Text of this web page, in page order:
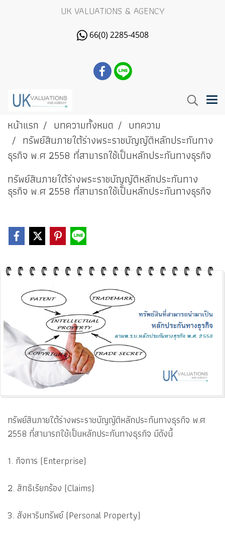
UK VALUATIONS & AGENCY
66(0) 2285-4508
หน้าแรก บทความทั้งหมด
บทความ
ทรัพย์สินภายใต้ร่างพระราชบัญญัติหลักประกันทาง
ธุรกิจ พ.ศ 2558 ที่สามารถใช้เป็นหลักประกันทางธุรกิจ
ทรัพย์สินภายใต้ร่างพระราชบัญญัติหลักประกันทาง
ธุรกิจ พ.ศ 2558 ที่สามารถใช้เป็นหลักประกันทางธุรกิจ
ทรัพย์สินภายใต้ร่างพระราชบัญญัติหลักประกันทางธุรกิจ พ.ศ
2558 ที่สามารถใช้เป็นหลักประกันทางธุรกิจ มีดังนี้
1. กิจการ (Enterprise)
2. สิทธิเรียกร้อง (Claims)
3. สังหาริมทรัพย์ (Personal Property)